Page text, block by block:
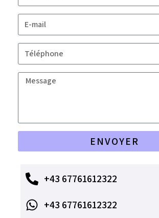
ENVOYER
+43 67761612322
+43 67761612322